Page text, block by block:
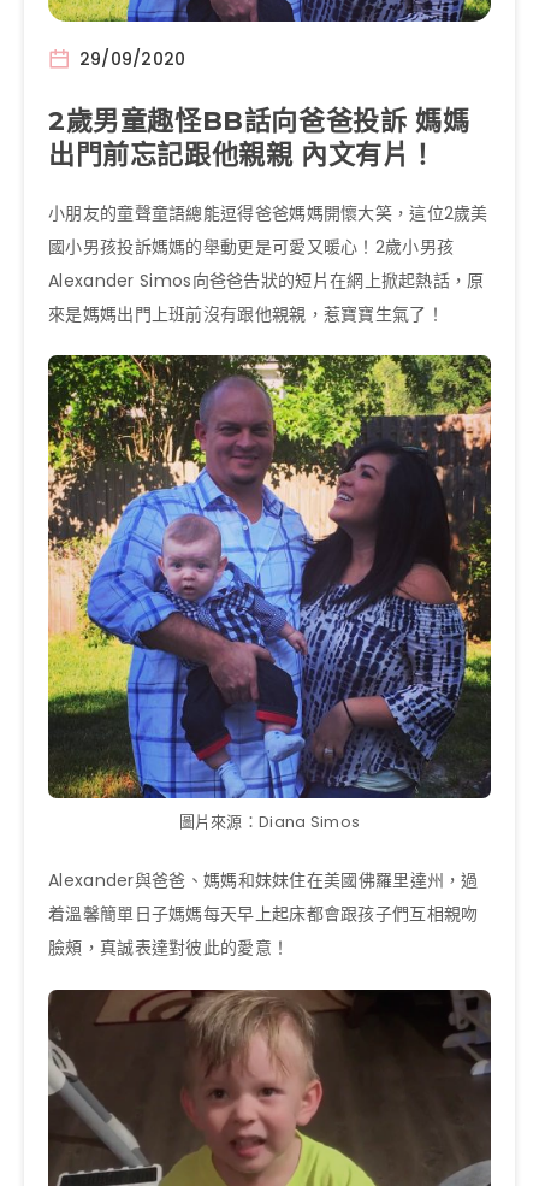
29/09/2020
2歲男童趣怪BB話向爸爸投訴 媽媽
出門前忘記跟他親親 內文有片！
小朋友的童聲童語總能逗得爸爸媽媽開懷大笑，這位2歲美
國小男孩投訴媽媽的舉動更是可愛又暖心！2歲小男孩
Alexander Simos向爸爸告狀的短片在網上掀起熱話，原
來是媽媽出門上班前沒有跟他親親，惹寶寶生氣了！
圖片來源：Diana Simos
Alexander與爸爸、媽媽和妹妹住在美國佛羅里達州，過
着溫馨簡單日子媽媽每天早上起床都會跟孩子們互相親吻
臉頰，真誠表達對彼此的愛意！